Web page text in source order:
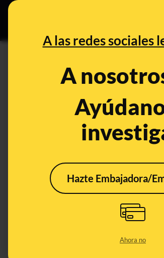
A las redes sociales
A
Hazte Embajadora/
Ahora no
¿Inmigrantes
años de historia
Guerra Mundial?
This content
OPEN CASE
What's being said:
«Inmigrantes queman el
historia que había
https://x.com/politicalawake/status/